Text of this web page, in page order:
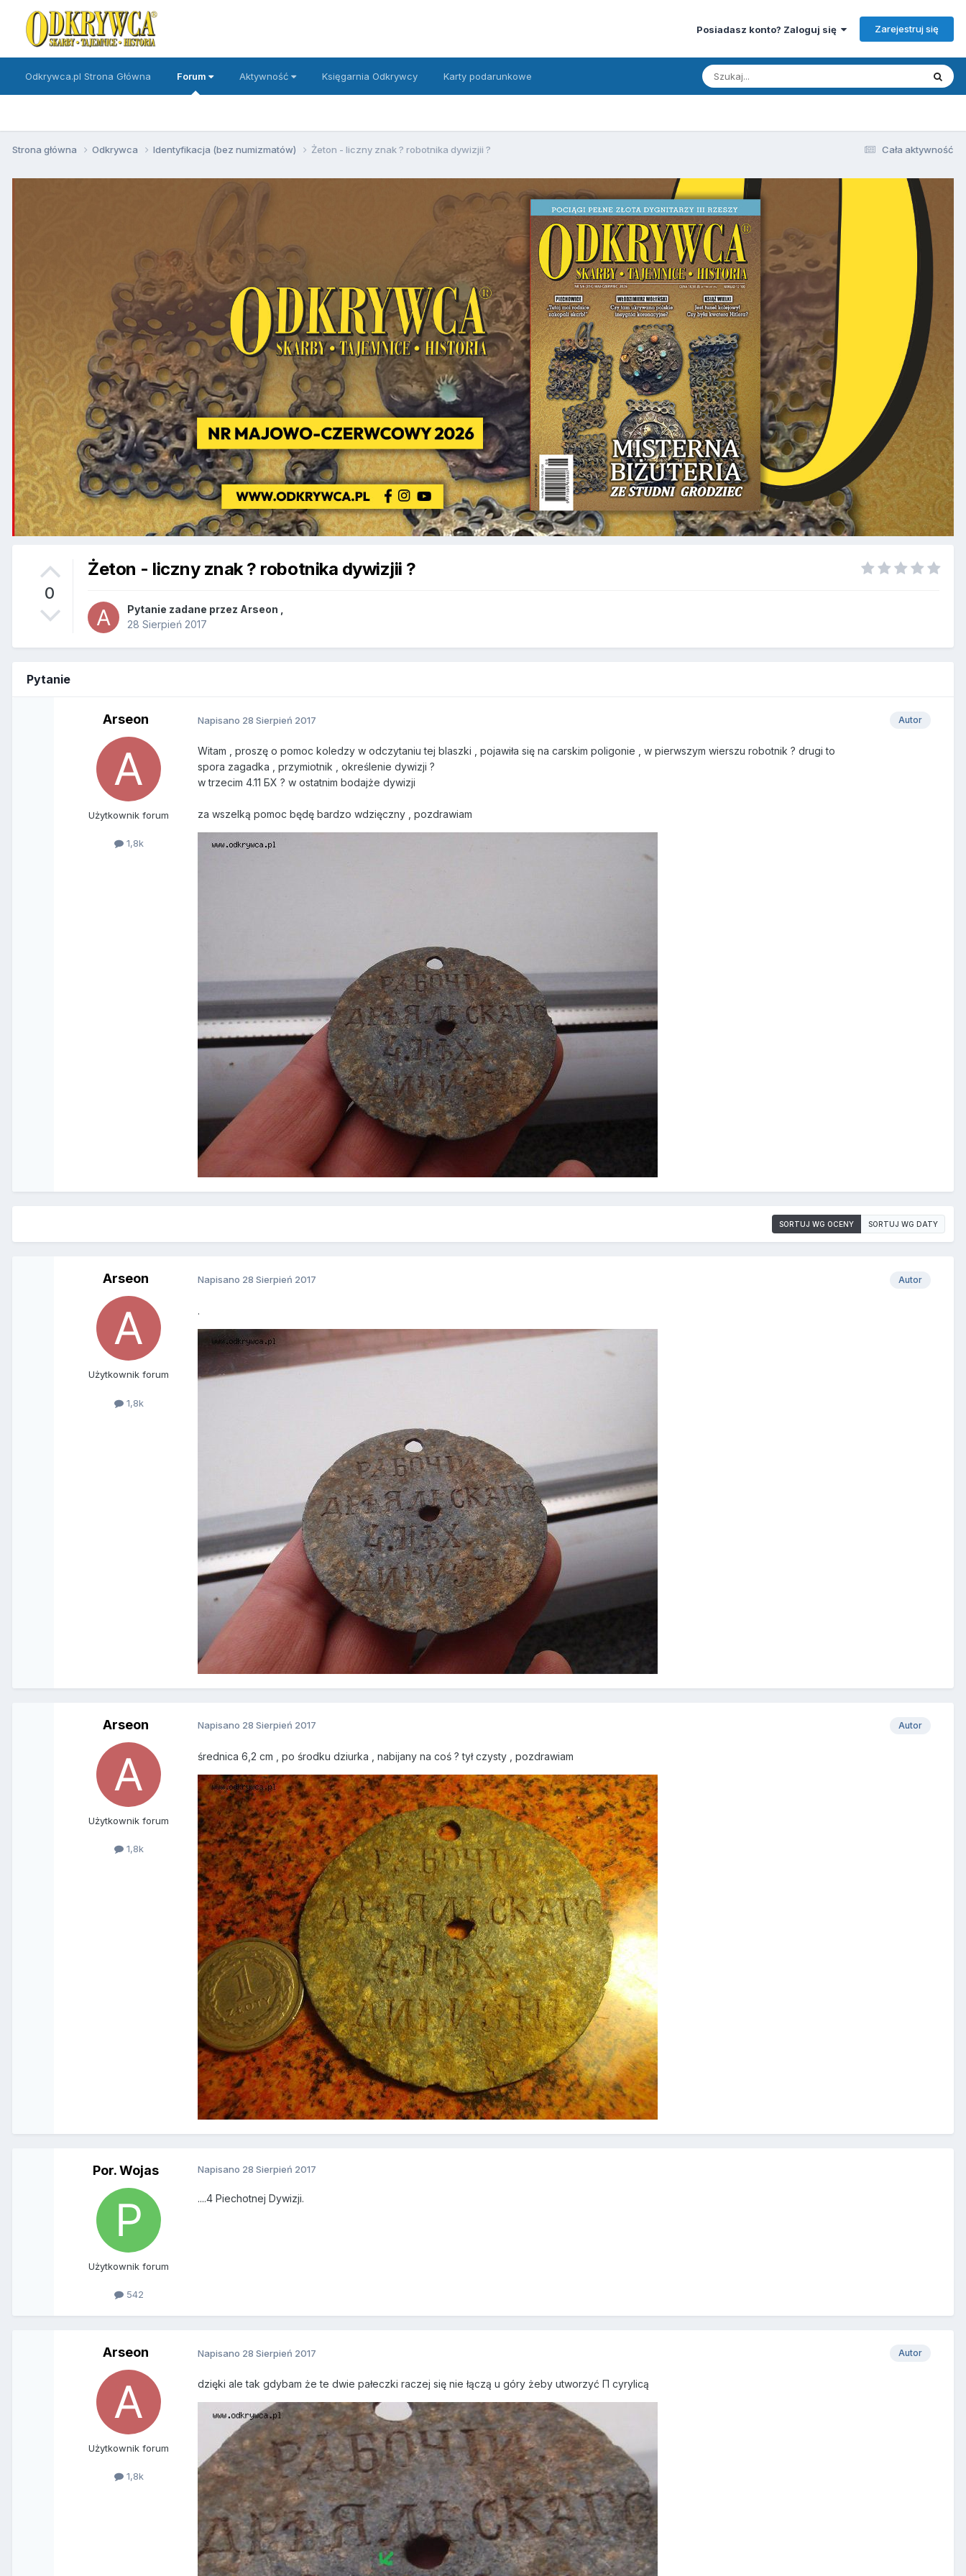
Posiadasz konto? Zaloguj się Zarejestruj się
Odkrywca.pl Strona Główna Forum Aktywność Księgarnia Odkrywcy Karty podarunkowe
Cała aktywność
Strona główna Odkrywca Identyfikacja (bez numizmatów) Żeton - liczny znak ? robotnika dywizjii ?
0
Żeton - liczny znak ? robotnika dywizjii ?
Pytanie zadane przez Arseon
28 Sierpień 2017
Pytanie
Arseon
Użytkownik forum
1,8k
Autor
Napisano 28 Sierpień 2017
Witam , proszę o pomoc koledzy w odczytaniu tej blaszki , pojawiła się na carskim poligonie , w pierwszym wierszu robotnik ? drugi to
spora zagadka , przymiotnik , określenie dywizji ?
w trzecim 4.11 БХ ? w ostatnim bodajże dywizji
za wszelką pomoc będę bardzo wdzięczny , pozdrawiam
SORTUJ WG OCENY SORTUJ WG DATY
Arseon
Użytkownik forum
1,8k
Autor
Napisano 28 Sierpień 2017
.
Arseon
Użytkownik forum
1,8k
Autor
Napisano 28 Sierpień 2017
średnica 6,2 cm , po środku dziurka , nabijany na coś ? tył czysty , pozdrawiam
Por. Wojas
Użytkownik forum
542
Napisano 28 Sierpień 2017
....4 Piechotnej Dywizji.
Arseon
Użytkownik forum
1,8k
Autor
Napisano 28 Sierpień 2017
dzięki ale tak gdybam że te dwie pałeczki raczej się nie łączą u góry żeby utworzyć П cyrylicą